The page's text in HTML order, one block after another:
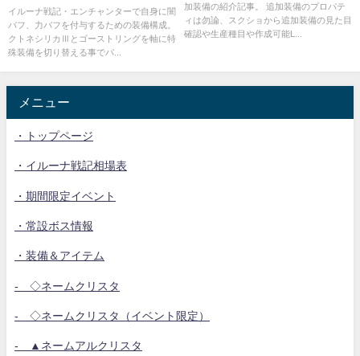
イルーナ戦記・エンチャンターで自身に闇
バフ、力バフを付与するための装備構成。
クトネシリカⅢとゴーストリングを軸に特
殊装備を切り替える事でパ...
加装備の紹介記事。 追加装備のプロパテ
ィは勿論、スクショから追加装備の見た目
確認や生産種目や作成可能L...
メニュー
・トップページ
・イルーナ戦記相場表
・期間限定イベント
・常設ボス情報
・装備＆アイテム
- ◇ネームクリスタ
- ◇ネームクリスタ（イベント限定）
- ▲ネームアルクリスタ